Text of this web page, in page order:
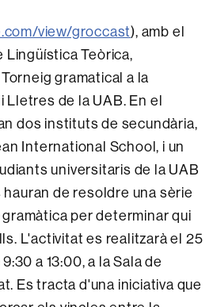
view/groccast), amb el
Teòrica,
gramatical a la
Lletres de la UAB. En el
dos instituts de secundària,
International School, i un
universitaris de la UAB
hauran de resoldre una sèrie
per determinar qui
L'activitat es realitzarà el 25
a 13:00, a la Sala de
Es tracta d'una iniciativa que